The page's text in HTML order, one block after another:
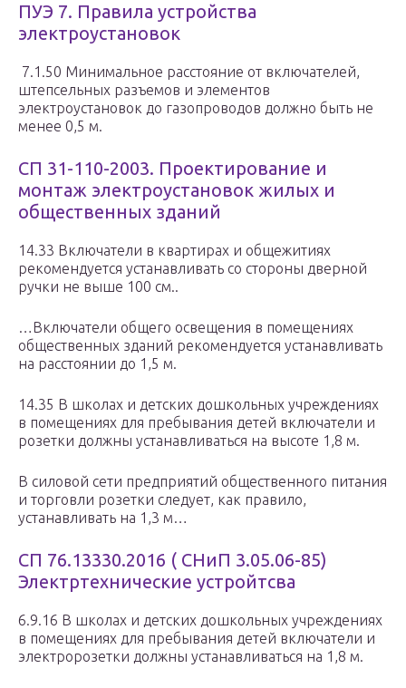
ПУЭ 7. Правила устройства
электроустановок
7.1.50 Минимальное расстояние от включателей,
штепсельных разъемов и элементов
электроустановок до газопроводов должно быть не
менее 0,5 м.
СП 31-110-2003. Проектирование и
монтаж электроустановок жилых и
общественных зданий
14.33 Включатели в квартирах и общежитиях
рекомендуется устанавливать со стороны дверной
ручки не выше 100 см..
…Включатели общего освещения в помещениях
общественных зданий рекомендуется устанавливать
на расстоянии до 1,5 м.
14.35 В школах и детских дошкольных учреждениях
в помещениях для пребывания детей включатели и
розетки должны устанавливаться на высоте 1,8 м.
В силовой сети предприятий общественного питания
и торговли розетки следует, как правило,
устанавливать на 1,3 м…
СП 76.13330.2016 ( СНиП 3.05.06-85)
Электртехнические устройтсва
6.9.16 В школах и детских дошкольных учреждениях
в помещениях для пребывания детей включатели и
электророзетки должны устанавливаться на 1,8 м.